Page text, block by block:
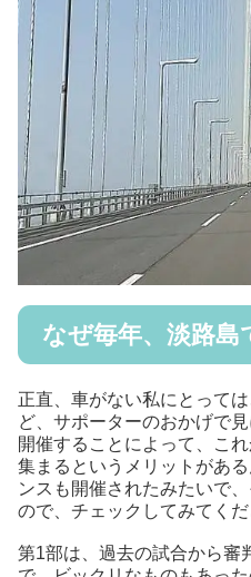
なぜ毎年、淡路
正直、車がない私にとって
ど、サポーターのおかげで
開催することによって、こ
集まるというメリットがあ
ンスも開催されたみたいで
ので、チェックしてみてく
第1部は、過去の試合から審